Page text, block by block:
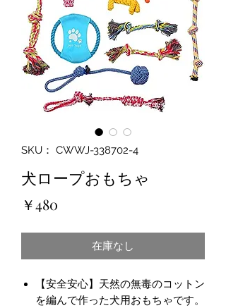
SKU： CWWJ-338702-4
犬ロープおもちゃ
￥480
在庫なし
【安全安心】天然の無毒のコットン
を編んで作った犬用おもちゃです。